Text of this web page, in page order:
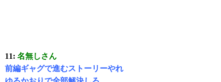
11:名無しさん
前編ギャグで進むストーリーやれ